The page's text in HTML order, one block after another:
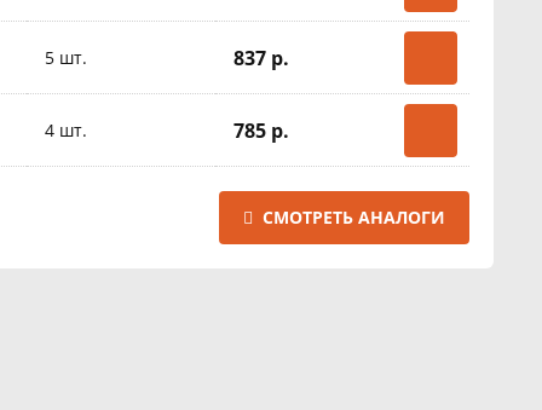
5 шт. 837 р.
4 шт. 785 р.
СМОТРЕТЬ АНАЛОГИ